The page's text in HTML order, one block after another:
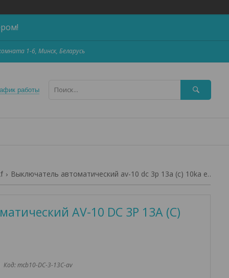
1-6, Минск, Беларусь
работы
Выключатель автоматический av-10 dc 3p 13a (c) 10ka ekf averes
AV-10 DC 3P 13A (C)
Код:mcb10-DC-3-13C-av